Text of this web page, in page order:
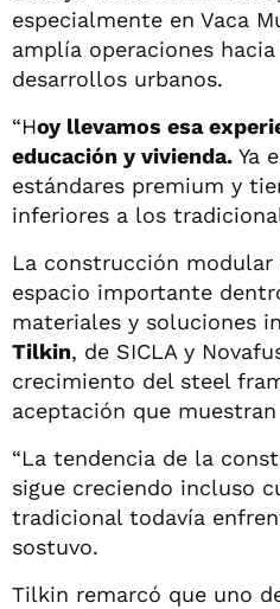
especialmente en Vaca
amplía operaciones
desarrollos urbanos.
“Hoy llevamos esa
educación y vivienda. Ya
estándares premium y
inferiores a los
La construcción
espacio importante
materiales y soluciones
Tilkin, de SICLA y
crecimiento del steel
aceptación que
“La tendencia de la
sigue creciendo incluso
tradicional todavía
sostuvo.
Tilkin remarcó que uno